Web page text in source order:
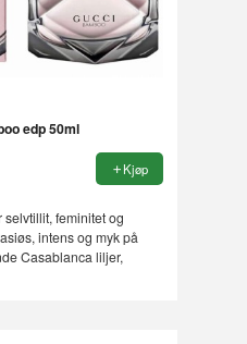
edp 50ml
Kjøp
selvtillit, feminitet og
intens og myk på
Casablanca liljer,